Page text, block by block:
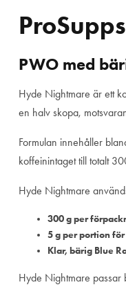
PWO med
Hyde Nightmare är ett
en halv skopa,
Formulan innehåller
koffeinintaget till totalt
Hyde Nightmare
300 g per
5 g per portion
Klar, bärig Blue
Hyde Nightmare passar